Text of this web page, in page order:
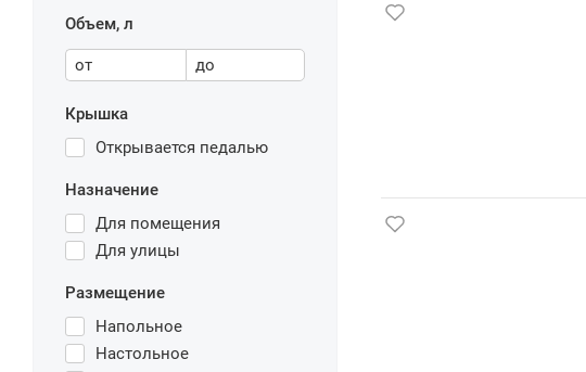
Объем, л
от до
Крышка
Открывается педалью
Назначение
Для помещения
Для улицы
Размещение
Напольное
Настольное